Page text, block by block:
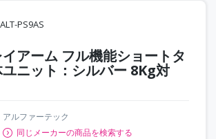
PS9AS
アーム フル機能ショートタ
ニット：シルバー 8Kg対
アルファーテック
同じメーカーの商品を検索する